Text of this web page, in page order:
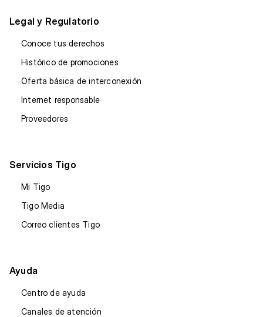
Legal y Regulatorio
Conoce tus derechos
Histórico de promociones
Oferta básica de interconexión
Internet responsable
Proveedores
Servicios Tigo
Mi Tigo
Tigo Media
Correo clientes Tigo
Ayuda
Centro de ayuda
Canales de atención